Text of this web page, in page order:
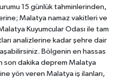
15 günlük tahminlerinden,
Malatya namaz vakitleri ve
Kuyumcular Odası ile tam
analizlerine kadar şehre dair
Bölgenin en hassas
son dakika deprem Malatya
yön veren Malatya iş ilanları,